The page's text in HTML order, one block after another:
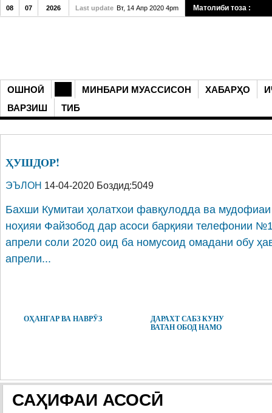
ОШНОӢ МИНБАРИ МУАССИСОН ХАБАРҲО
ВАРЗИШ
ТИБ
08 07 2026 Last update Вт, 14 Апр 2020 4pm Матолиби тоза :
ҲУШДОР!
ЭЪЛОН 14-04-2020 Боздид:5049
Бахши Кумитаи ҳолатхои фавқулодда ва
ноҳияи Файзобод дар асоси барқияи телефонии
апрели соли 2020 оид ба номусоид омадани обу
апрели...
ОҲАНГАР ВА НАВРӮЗ
ДАРАХТ САБЗ КУНУ
ВАТАН ОБОД НАМО
САҲИФАИ АСОСӢ